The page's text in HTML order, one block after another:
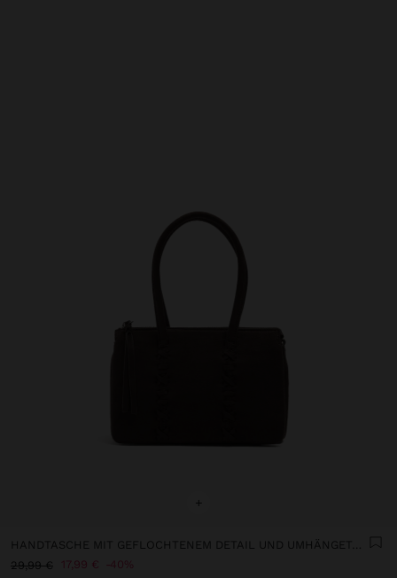
+
HANDTASCHE MIT GEFLOCHTENEM DETAIL UND UMHÄNGETASCHE
29,99 €
17,99 € 40%